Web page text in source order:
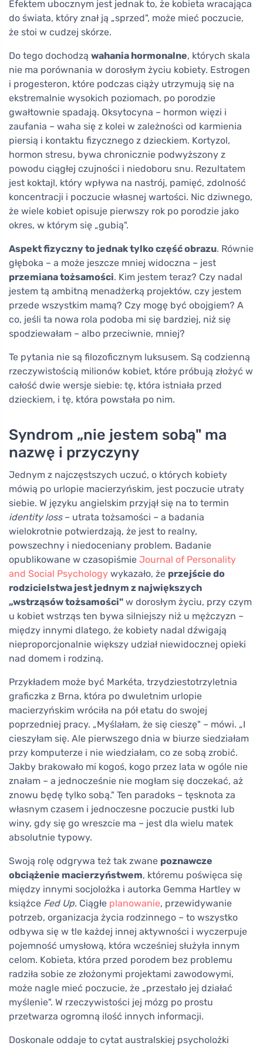
Efektem ubocznym jest jednak to, że kobieta wracająca
do świata, który znał ją „sprzed", może mieć poczucie,
że stoi w cudzej skórze.
Do tego dochodzą wahania hormonalne, których skala
nie ma porównania w dorosłym życiu kobiety. Estrogen
i progesteron, które podczas ciąży utrzymują się na
ekstremalnie wysokich poziomach, po porodzie
gwałtownie spadają. Oksytocyna – hormon więzi i
zaufania – waha się z kolei w zależności od karmienia
piersią i kontaktu fizycznego z dzieckiem. Kortyzol,
hormon stresu, bywa chronicznie podwyższony z
powodu ciągłej czujności i niedoboru snu. Rezultatem
jest koktajl, który wpływa na nastrój, pamięć, zdolność
koncentracji i poczucie własnej wartości. Nic dziwnego,
że wiele kobiet opisuje pierwszy rok po porodzie jako
okres, w którym się „gubią".
Aspekt fizyczny to jednak tylko część obrazu. Równie
głęboka – a może jeszcze mniej widoczna – jest
przemiana tożsamości. Kim jestem teraz? Czy nadal
jestem tą ambitną menadżerką projektów, czy jestem
przede wszystkim mamą? Czy mogę być obojgiem? A
co, jeśli ta nowa rola podoba mi się bardziej, niż się
spodziewałam – albo przeciwnie, mniej?
Te pytania nie są filozoficznym luksusem. Są codzienną
rzeczywistością milionów kobiet, które próbują złożyć w
całość dwie wersje siebie: tę, która istniała przed
dzieckiem, i tę, która powstała po nim.
Syndrom „nie jestem sobą" ma
nazwę i przyczyny
Jednym z najczęstszych uczuć, o których kobiety
mówią po urlopie macierzyńskim, jest poczucie utraty
siebie. W języku angielskim przyjął się na to termin
identity loss– utrata tożsamości – a badania
wielokrotnie potwierdzają, że jest to realny,
powszechny i niedoceniany problem. Badanie
opublikowane w czasopiśmie Journal of Personality
and Social Psychology wykazało, że przejście do
rodzicielstwa jest jednym z największych
„wstrząsów tożsamości" w dorosłym życiu, przy czym
u kobiet wstrząs ten bywa silniejszy niż u mężczyzn –
między innymi dlatego, że kobiety nadal dźwigają
nieproporcjonalnie większy udział niewidocznej opieki
nad domem i rodziną.
Przykładem może być Markéta, trzydziestotrzyletnia
graficzka z Brna, która po dwuletnim urlopie
macierzyńskim wróciła na pół etatu do swojej
poprzedniej pracy. „Myślałam, że się cieszę" – mówi. „I
cieszyłam się. Ale pierwszego dnia w biurze siedziałam
przy komputerze i nie wiedziałam, co ze sobą zrobić.
Jakby brakowało mi kogoś, kogo przez lata w ogóle nie
znałam – a jednocześnie nie mogłam się doczekać, aż
znowu będę tylko sobą." Ten paradoks – tęsknota za
własnym czasem i jednoczesne poczucie pustki lub
winy, gdy się go wreszcie ma – jest dla wielu matek
absolutnie typowy.
Swoją rolę odgrywa też tak zwane poznawcze
obciążenie macierzyństwem, któremu poświęca się
między innymi socjolożka i autorka Gemma Hartley w
książce Fed Up. Ciągłe planowanie, przewidywanie
potrzeb, organizacja życia rodzinnego – to wszystko
odbywa się w tle każdej innej aktywności i wyczerpuje
pojemność umysłową, która wcześniej służyła innym
celom. Kobieta, która przed porodem bez problemu
radziła sobie ze złożonymi projektami zawodowymi,
może nagle mieć poczucie, że „przestało jej działać
myślenie". W rzeczywistości jej mózg po prostu
przetwarza ogromną ilość innych informacji.
Doskonale oddaje to cytat australskiej psycholożki